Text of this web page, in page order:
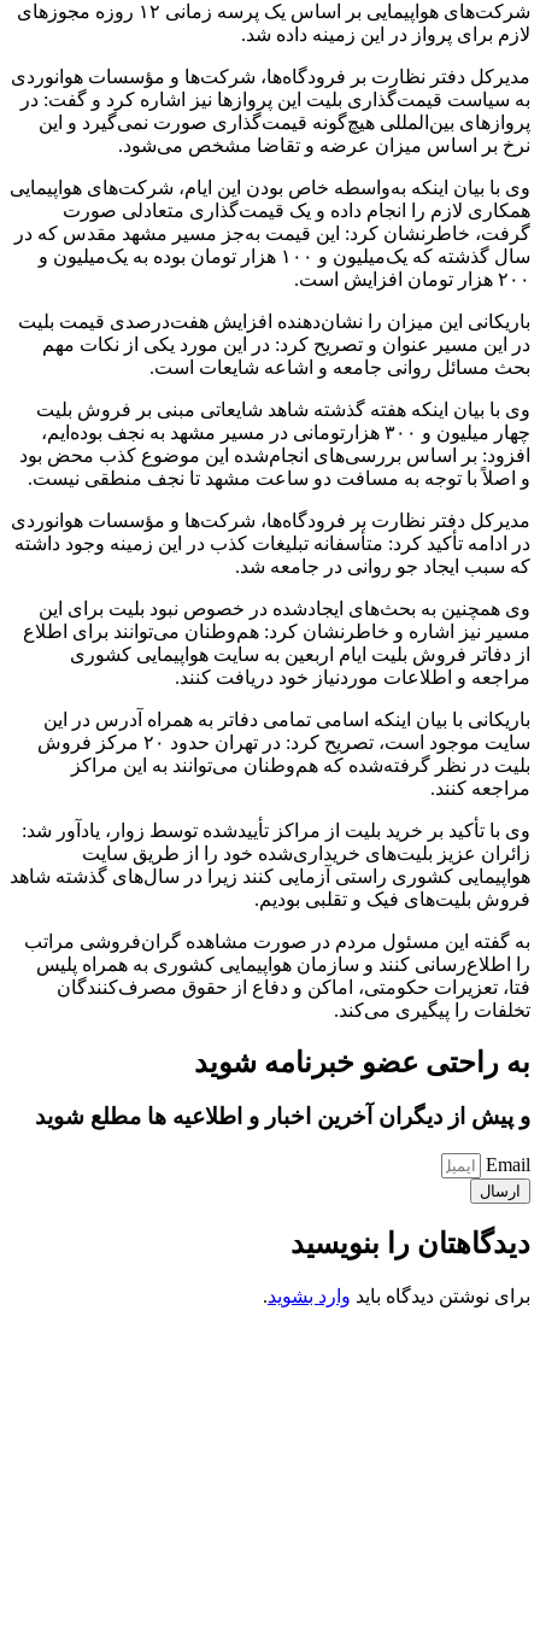
شرکت‌های هواپیمایی بر اساس یک پرسه زمانی ۱۲ روزه مجوزهای
لازم برای پرواز در این زمینه داده شد.
مدیرکل دفتر نظارت بر فرودگاه‌ها، شرکت‌ها و مؤسسات هوانوردی
به سیاست قیمت‌گذاری بلیت این پروازها نیز اشاره کرد و گفت: در
پروازهای بین‌المللی هیچ‌گونه قیمت‌گذاری صورت نمی‌گیرد و این
نرخ بر اساس میزان عرضه و تقاضا مشخص می‌شود.
وی با بیان اینکه به‌واسطه خاص بودن این ایام، شرکت‌های هواپیمایی
همکاری لازم را انجام داده و یک قیمت‌گذاری متعادلی صورت
گرفت، خاطرنشان کرد: این قیمت به‌جز مسیر مشهد مقدس که در
سال گذشته که یک‌میلیون و ۱۰۰ هزار تومان بوده به یک‌میلیون و
۲۰۰ هزار تومان افزایش است.
باریکانی این میزان را نشان‌دهنده افزایش هفت‌درصدی قیمت بلیت
در این مسیر عنوان و تصریح کرد: در این مورد یکی از نکات مهم
بحث مسائل روانی جامعه و اشاعه شایعات است.
وی با بیان اینکه هفته گذشته شاهد شایعاتی مبنی بر فروش بلیت
چهار میلیون و ۳۰۰ هزارتومانی در مسیر مشهد به نجف بوده‌ایم،
افزود: بر اساس بررسی‌های انجام‌شده این موضوع کذب محض بود
و اصلاً با توجه به مسافت دو ساعت مشهد تا نجف منطقی نیست.
مدیرکل دفتر نظارت بر فرودگاه‌ها، شرکت‌ها و مؤسسات هوانوردی
در ادامه تأکید کرد: متأسفانه تبلیغات کذب در این زمینه وجود داشته
که سبب ایجاد جو روانی در جامعه شد.
وی همچنین به بحث‌های ایجادشده در خصوص نبود بلیت برای این
مسیر نیز اشاره و خاطرنشان کرد: هم‌وطنان می‌توانند برای اطلاع
از دفاتر فروش بلیت ایام اربعین به سایت هواپیمایی کشوری
مراجعه و اطلاعات موردنیاز خود دریافت کنند.
باریکانی با بیان اینکه اسامی تمامی دفاتر به همراه آدرس در این
سایت موجود است، تصریح کرد: در تهران حدود ۲۰ مرکز فروش
بلیت در نظر گرفته‌شده که هم‌وطنان می‌توانند به این مراکز
مراجعه کنند.
وی با تأکید بر خرید بلیت از مراکز تأییدشده توسط زوار، یادآور شد:
زائران عزیز بلیت‌های خریداری‌شده خود را از طریق سایت
هواپیمایی کشوری راستی آزمایی کنند زیرا در سال‌های گذشته شاهد
فروش بلیت‌های فیک و تقلبی بودیم.
به گفته این مسئول مردم در صورت مشاهده گران‌فروشی مراتب
را اطلاع‌رسانی کنند و سازمان هواپیمایی کشوری به همراه پلیس
فتا، تعزیرات حکومتی، اماکن و دفاع از حقوق مصرف‌کنندگان
تخلفات را پیگیری می‌کند.
به راحتی عضو خبرنامه شوید
و پیش از دیگران آخرین اخبار و اطلاعیه ها مطلع شوید
Email
ارسال
دیدگاهتان را بنویسید
برای نوشتن دیدگاه باید وارد بشوید.